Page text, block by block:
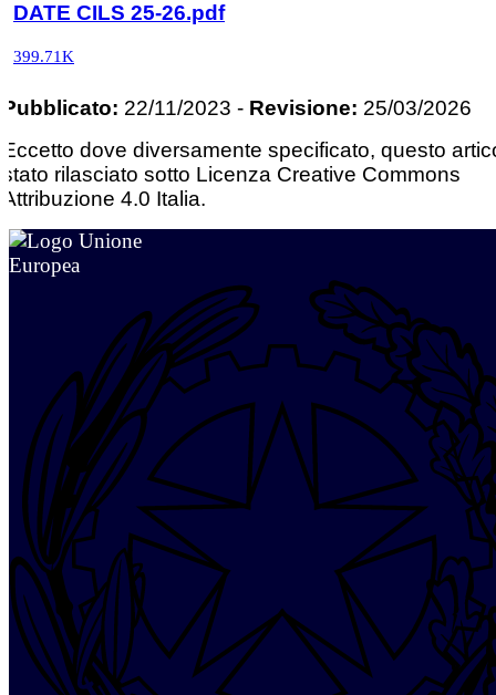
DATE CILS 25-26.pdf
399.71K
Pubblicato: 22/11/2023 - Revisione: 25/03/2026
Eccetto dove diversamente specificato, questo
stato rilasciato sotto Licenza Creative Commons
Attribuzione 4.0 Italia.